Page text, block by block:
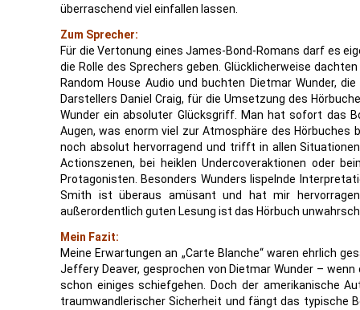
überraschend viel einfallen lassen.
Zum Sprecher:
Für die Vertonung eines James-Bond-Romans darf es
die Rolle des Sprechers geben. Glücklicherweise
Random House Audio und buchten Dietmar Wunder,
Darstellers Daniel Craig, für die Umsetzung des
Wunder ein absoluter Glücksgriff. Man hat sofort das
Augen, was enorm viel zur Atmosphäre des Hörbuches
noch absolut hervorragend und trifft in allen
Actionszenen, bei heiklen Undercoveraktionen oder
Protagonisten. Besonders Wunders lispelnde
Smith ist überaus amüsant und hat mir
außerordentlich guten Lesung ist das Hörbuch
Mein Fazit:
Meine Erwartungen an „Carte Blanche“ waren ehrlich
Jeffery Deaver, gesprochen von Dietmar Wunder –
schon einiges schiefgehen. Doch der amerikanische
traumwandlerischer Sicherheit und fängt das typische